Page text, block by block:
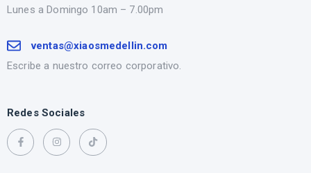
Lunes a Domingo 10am – 7.00pm
ventas@xiaosmedellin.com
Escribe a nuestro correo corporativo.
Redes Sociales